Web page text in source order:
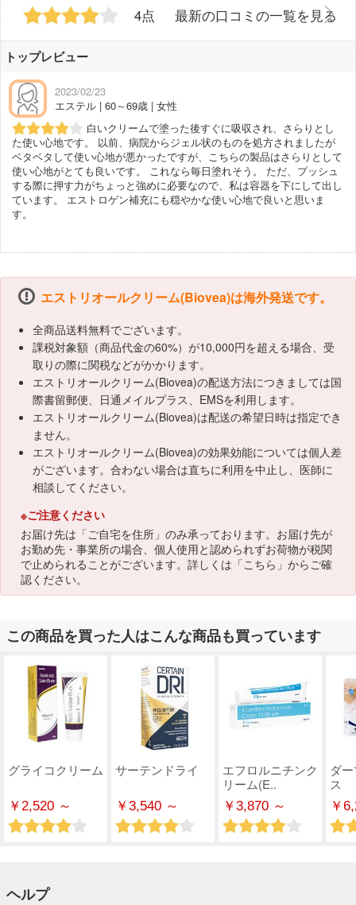
4点 最新の口コミの一覧を見る
トップレビュー
2023/02/23
エステル | 60～69歳 | 女性
白いクリームで塗った後すぐに吸収され、さらりとし
た使い心地です。 以前、病院からジェル状のものを処方されましたが
ベタベタして使い心地が悪かったですが、こちらの製品はさらりとして
使い心地がとても良いです。 これなら毎日塗れそう。 ただ、プッシュ
する際に押す力がちょっと強めに必要なので、私は容器を下にして出し
ています。 エストロゲン補充にも穏やかな使い心地で良いと思いま
す。
エストリオールクリーム(Biovea)は海外発送です。
全商品送料無料でございます。
課税対象額（商品代金の60%）が10,000円を超える場合、受
取りの際に関税などがかかります。
エストリオールクリーム(Biovea)の配送方法につきましては国
際書留郵便、日通メイルプラス、EMSを利用します。
エストリオールクリーム(Biovea)は配送の希望日時は指定でき
ません。
エストリオールクリーム(Biovea)の効果効能については個人差
がございます。合わない場合は直ちに利用を中止し、医師に
相談してください。
※ご注意ください
お届け先は「ご自宅を住所」のみ承っております。お届け先が
お勤め先・事業所の場合、個人使用と認められずお荷物が税関
で止められることがございます。詳しくは「こちら 」からご確
認ください。
この商品を買った人はこんな商品も買っています
グライコクリーム
￥2,520 ～
サーテンドライ
￥3,540 ～
エフロルニチンク
リーム(E..
￥3,870 ～
ダ
ス
￥
ヘルプ